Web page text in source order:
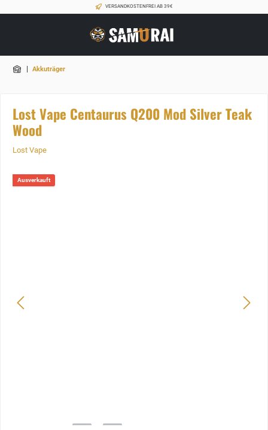
VERSANDKOSTENFREI AB 39€
| Akkuträger
Lost Vape Centaurus Q200 Mod Silver Teak
Wood
Lost Vape
Ausverkauft